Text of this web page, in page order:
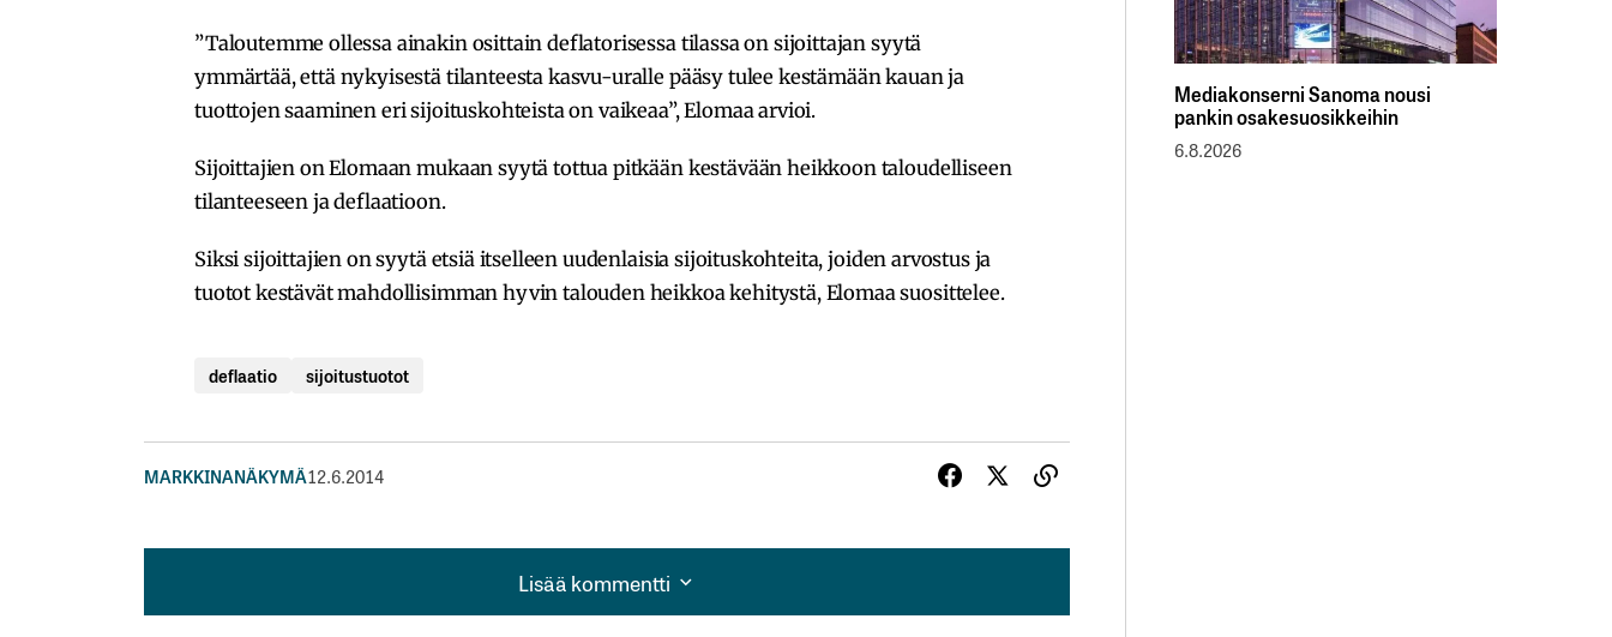
”Taloutemme ollessa ainakin osittain deflatorisessa tilassa on sijoittajan syytä
ymmärtää, että nykyisestä tilanteesta kasvu-uralle pääsy tulee kestämään kauan ja
tuottojen saaminen eri sijoituskohteista on vaikeaa”, Elomaa arvioi.
Sijoittajien on Elomaan mukaan syytä tottua pitkään kestävään heikkoon taloudelliseen
tilanteeseen ja deflaatioon.
Siksi sijoittajien on syytä etsiä itselleen uudenlaisia sijoituskohteita, joiden arvostus ja
tuotot kestävät mahdollisimman hyvin talouden heikkoa kehitystä, Elomaa suosittelee.
deflaatio sijoitustuotot
MARKKINANÄKYMÄ12.6.2014
Lisää kommentti
Lisää kommentti
Mediakonserni Sanoma nousi
pankin osakesuosikkeihin
6.8.2026